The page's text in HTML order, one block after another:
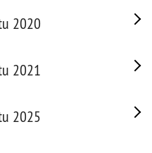
2020
2021
2025